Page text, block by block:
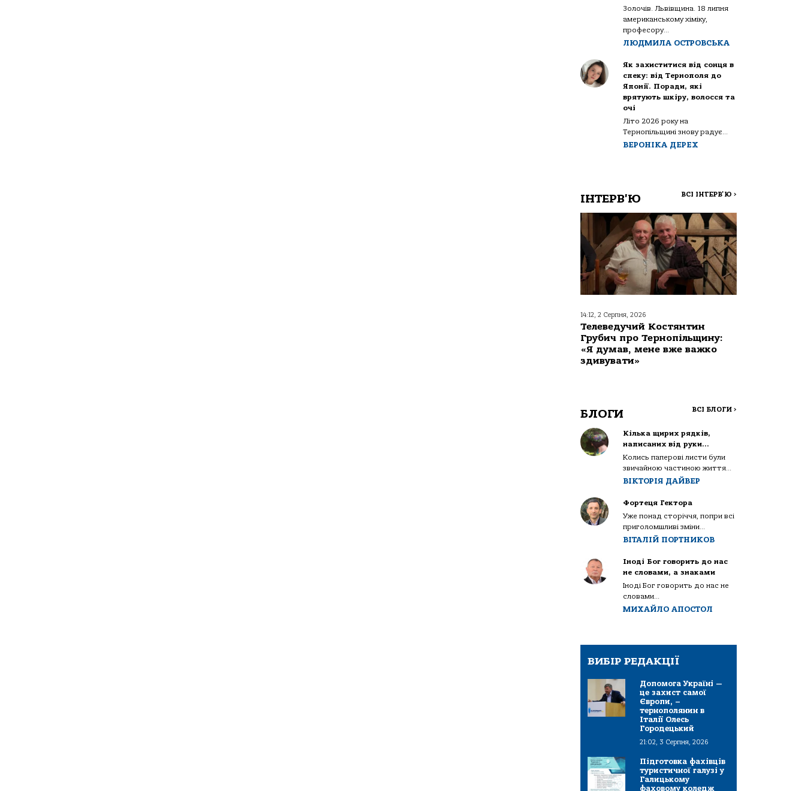
Золочів. Львівщина. 18 липня
американському хіміку,
професору...
ЛЮДМИЛА ОСТРОВСЬКА
Як захиститися від сонця в
спеку: від Тернополя до
Японії. Поради, які
врятують шкіру, волосся та
очі
Літо 2026 року на
Тернопільщині знову радує...
ВЕРОНІКА ДЕРЕХ
ІНТЕРВ'Ю ВСІ ІНТЕРВ'Ю >
14:12, 2 Серпня, 2026
Телеведучий Костянтин
Грубич про Тернопільщину:
«Я думав, мене вже важко
здивувати»
БЛОГИ ВСІ БЛОГИ >
Кілька щирих рядків,
написаних від руки…
Колись паперові листи були
звичайною частиною життя...
ВІКТОРІЯ ДАЙВЕР
Фортеця Гектора
Уже понад сторіччя, попри всі
приголомшливі зміни...
ВІТАЛІЙ ПОРТНИКОВ
Іноді Бог говорить до нас
не словами, а знаками
Іноді Бог говорить до нас не
словами...
МИХАЙЛО АПОСТОЛ
ВИБІР РЕДАКЦІЇ
Допомога Україні —
це захист самої
Європи, –
тернополянин в
Італії Олесь
Городецький
21:02, 3 Серпня, 2026
Підготовка фахівців
туристичної галузі у
Галицькому
фаховому коледж